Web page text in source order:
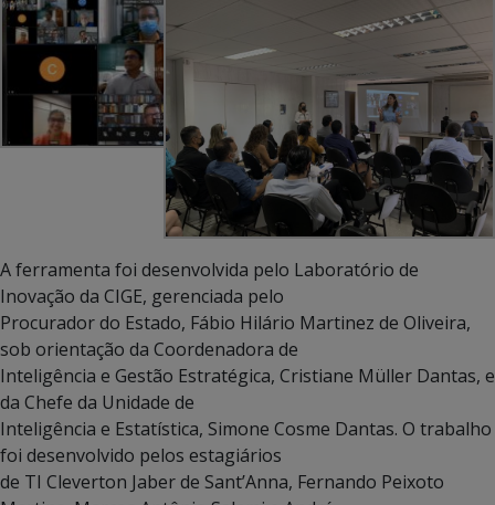
A ferramenta foi desenvolvida pelo Laboratório de
Inovação da CIGE, gerenciada pelo
Procurador do Estado, Fábio Hilário Martinez de Oliveira,
sob orientação da Coordenadora de
Inteligência e Gestão Estratégica, Cristiane Müller Dantas, e
da Chefe da Unidade de
Inteligência e Estatística, Simone Cosme Dantas. O trabalho
foi desenvolvido pelos estagiários
de TI Cleverton Jaber de Sant’Anna, Fernando Peixoto